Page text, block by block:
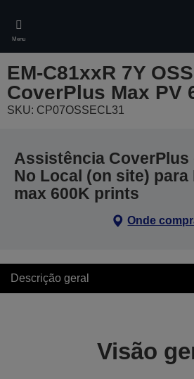
main
content
Menu
EM-C81xxR 7Y
CoverPlus Max PV
SKU: CP07OSSECL31
Assistência CoverPlus
No Local (on site) para
max 600K prints
Onde
Descrição geral
Visão